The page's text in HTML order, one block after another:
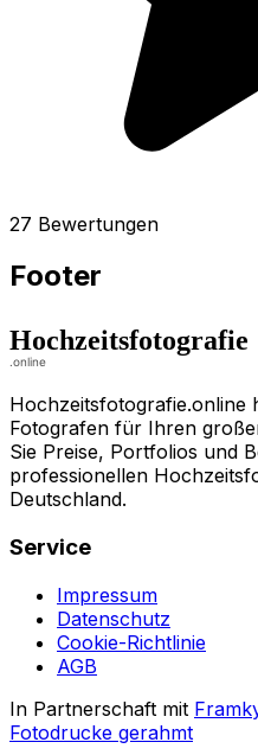
27 Bewertungen
Footer
Hochzeitsfotografie.online
Fotografen für Ihren
Sie Preise, Portfolios und
professionellen
Deutschland.
Service
Impressum
Datenschutz
Cookie-Richtlinie
AGB
In Partnerschaft mit
Fotodrucke gerahmt